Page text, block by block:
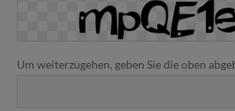
Um weiterzugehen, geben Sie die oben